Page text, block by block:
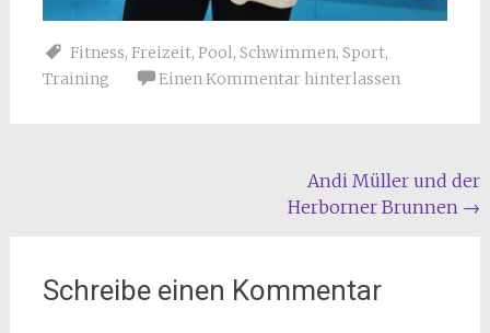
Fitness, Freizeit, Pool, Schwimmen, Sport,
Training
Einen Kommentar hinterlassen
Andi Müller und der
Herborner Brunnen →
Schreibe einen Kommentar